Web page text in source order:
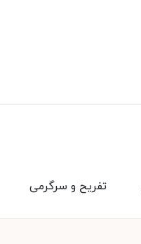
تفریح و سرگرمی